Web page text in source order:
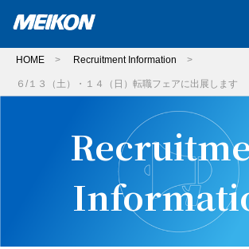
HOME > Recruitment Information >
６/１３（土）・１４（日）転職フェアに出展します